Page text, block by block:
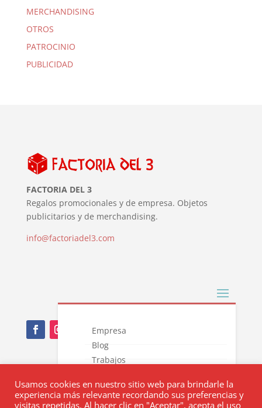
MERCHANDISING
OTROS
PATROCINIO
PUBLICIDAD
FACTORIA DEL 3
Regalos promocionales y de empresa. Objetos
publicitarios y de merchandising.
info@factoriadel3.com
Empresa
Blog
Trabajos
Catálogos
Contacto
Política de privacidad
Usamos cookies en nuestro sitio web para brindarle la
experiencia más relevante recordando sus preferencias y
visitas repetidas. Al hacer clic en "Aceptar", acepta el uso